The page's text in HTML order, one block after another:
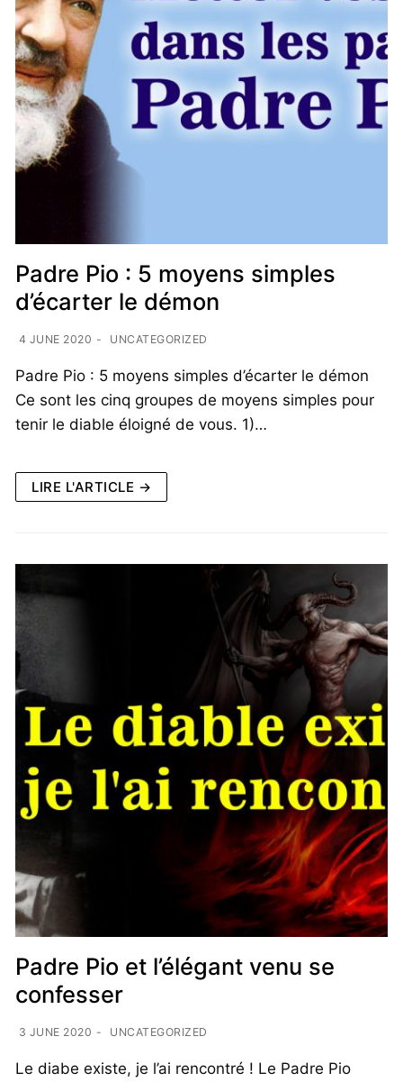
Padre Pio : 5 moyens simples
d’écarter le démon
4 JUNE 2020 - UNCATEGORIZED
Padre Pio : 5 moyens simples d’écarter le démon
Ce sont les cinq groupes de moyens simples pour
tenir le diable éloigné de vous. 1)…
LIRE L'ARTICLE →
Padre Pio et l’élégant venu se
confesser
3 JUNE 2020 - UNCATEGORIZED
Le diabe existe, je l’ai rencontré ! Le Padre Pio